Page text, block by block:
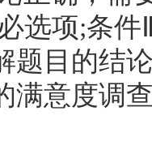
选项;条
题目的结
满意度调